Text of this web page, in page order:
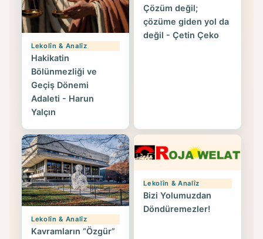
Lekolîn & Analîz
Hakikatin
Bölünmezliği ve
Geçiş Dönemi
Adaleti - Harun
Yalçın
Çözüm değil;
çözüme giden yol da
değil - Çetin Çeko
Lekolîn & Analîz
Kavramların “Özgür”
Lekolîn & Analîz
Bizi Yolumuzdan
Döndüremezler!